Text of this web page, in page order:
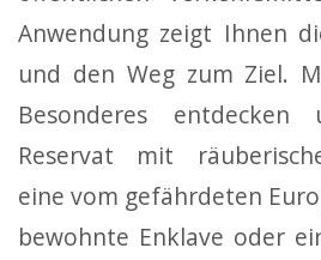
Anwendung zeigt Ihnen
und den Weg zum Ziel.
Besonderes
Reservat mit
eine vom gefährdeten
bewohnte Enklave oder